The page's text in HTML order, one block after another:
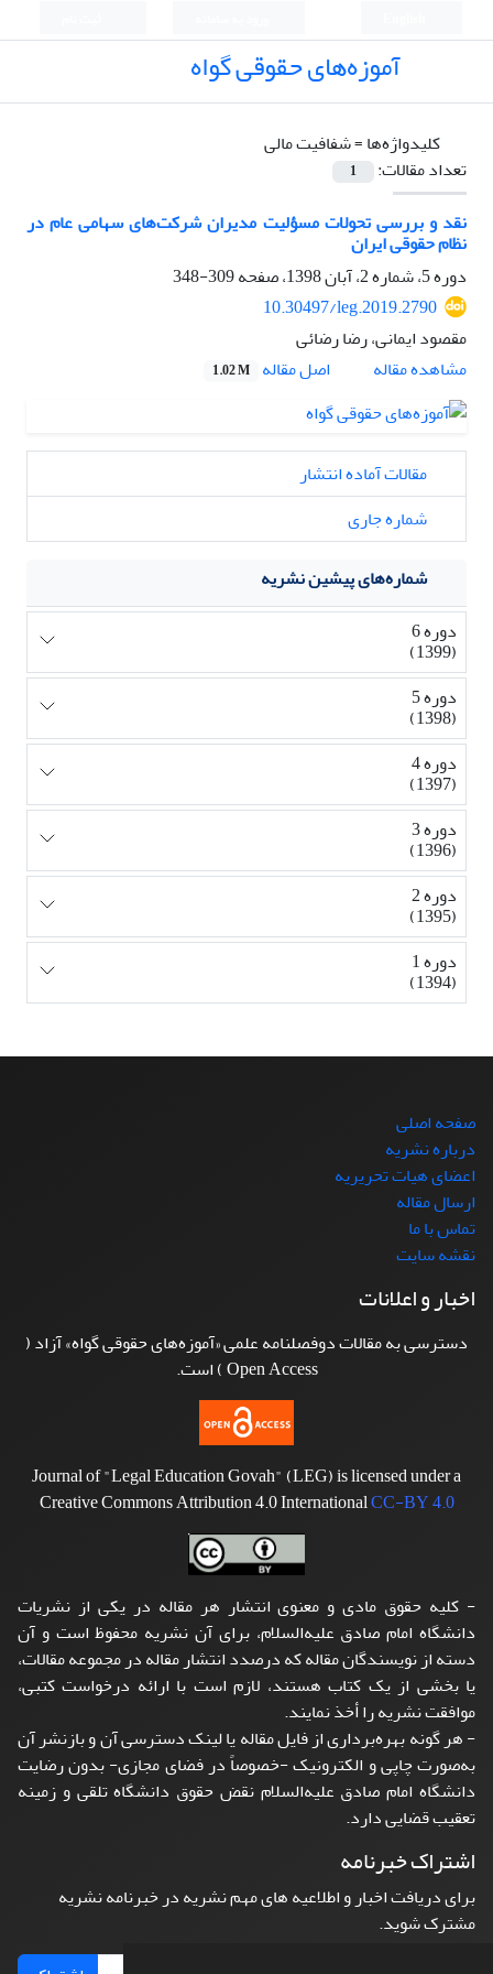
آموزه‌های حقوقی گواه
کلیدواژه‌ها =شفافیت مالی
تعداد مقالات:
1
نقد و بررسی تحولات مسؤلیت مدیران شرکت‌های سهامی عام در
نظام حقوقی ایران
دوره 5، شماره 2، آبان 1398، صفحه
309-348
10.30497/leg.2019.2790
مقصود ایمانی، رضا رضائی
مشاهده مقاله
اصل مقاله 1.02 M
مقالات آماده انتشار
شماره جاری
شماره‌های پیشین نشریه
دوره 6
(1399)
دوره 5
(1398)
دوره 4
(1397)
دوره 3
(1396)
دوره 2
(1395)
دوره 1
(1394)
صفحه اصلی
درباره نشریه
اعضای هیات تحریریه
ارسال مقاله
تماس با ما
نقشه سایت
اخبار و اعلانات
دسترسی به مقالات دوفصلنامه علمی «آموزه‌های حقوقی گواه» آزاد (
Open Access ) است.
Journal of "Legal Education Govah" (LEG) is licensed under a
Creative Commons Attribution 4.0 InternationalCC-BY 4.0
- کلیه حقوق مادی و معنوی انتشار هر مقاله در یکی از نشریات
دانشگاه امام صادق علیه‌السلام، برای آن نشریه محفوظ است و آن
دسته از نویسندگان مقاله که درصدد انتشار مقاله در مجموعه مقالات،
یا بخشی از یک کتاب هستند، لازم است با ارائه درخواست کتبی،
موافقت نشریه را أخذ نمایند.
- هر گونه بهره‌برداری از فایل مقاله یا لینک دسترسی آن و بازنشر آن
به‌صورت چاپی و الکترونیک -خصوصاً در فضای مجازی- بدون رضایت
دانشگاه امام صادق علیه‌السلام نقض حقوق دانشگاه تلقی و زمینه
تعقیب قضایی دارد.
اشتراک خبرنامه
برای دریافت اخبار و اطلاعیه های مهم نشریه در خبرنامه نشریه
مشترک شوید.